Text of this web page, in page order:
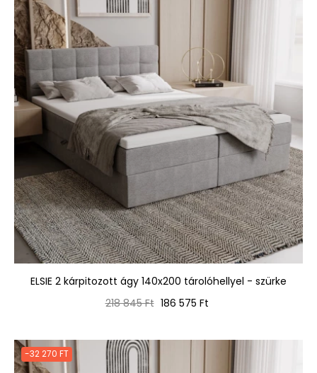
ELSIE 2 kárpitozott ágy 140x200 tárolóhellyel - szürke
Normál
218 845 Ft Ár
186 575 Ft
-32 270 FT